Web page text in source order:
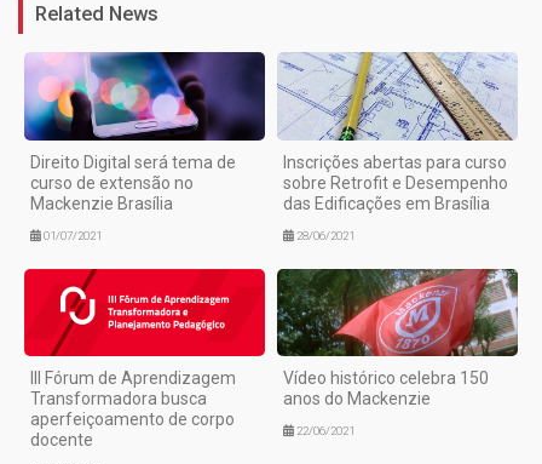
Related News
Direito Digital será tema de
curso de extensão no
Mackenzie Brasília
01/07/2021
Inscrições abertas para curso
sobre Retrofit e Desempenho
das Edificações em Brasília
28/06/2021
III Fórum de Aprendizagem
Transformadora busca
aperfeiçoamento de corpo
docente
Vídeo histórico celebra 150
anos do Mackenzie
22/06/2021